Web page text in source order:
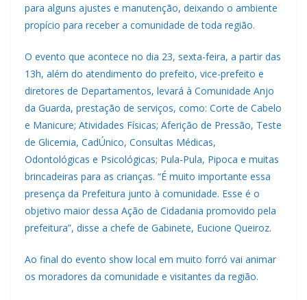
para alguns ajustes e manutenção, deixando o ambiente
propício para receber a comunidade de toda região.
O evento que acontece no dia 23, sexta-feira, a partir das
13h, além do atendimento do prefeito, vice-prefeito e
diretores de Departamentos, levará à Comunidade Anjo
da Guarda, prestação de serviços, como: Corte de Cabelo
e Manicure; Atividades Físicas; Aferição de Pressão, Teste
de Glicemia, CadÚnico, Consultas Médicas,
Odontológicas e Psicológicas; Pula-Pula, Pipoca e muitas
brincadeiras para as crianças. “É muito importante essa
presença da Prefeitura junto à comunidade. Esse é o
objetivo maior dessa Ação de Cidadania promovido pela
prefeitura”, disse a chefe de Gabinete, Eucione Queiroz.
Ao final do evento show local em muito forró vai animar
os moradores da comunidade e visitantes da região.